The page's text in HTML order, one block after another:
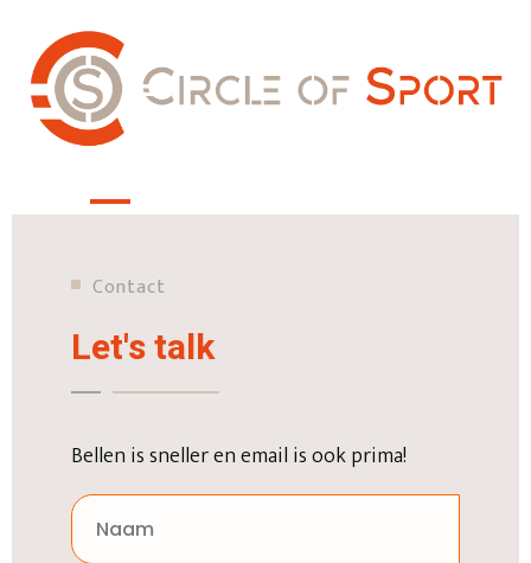
Contact
Let's talk
Bellen is sneller en email is ook prima!